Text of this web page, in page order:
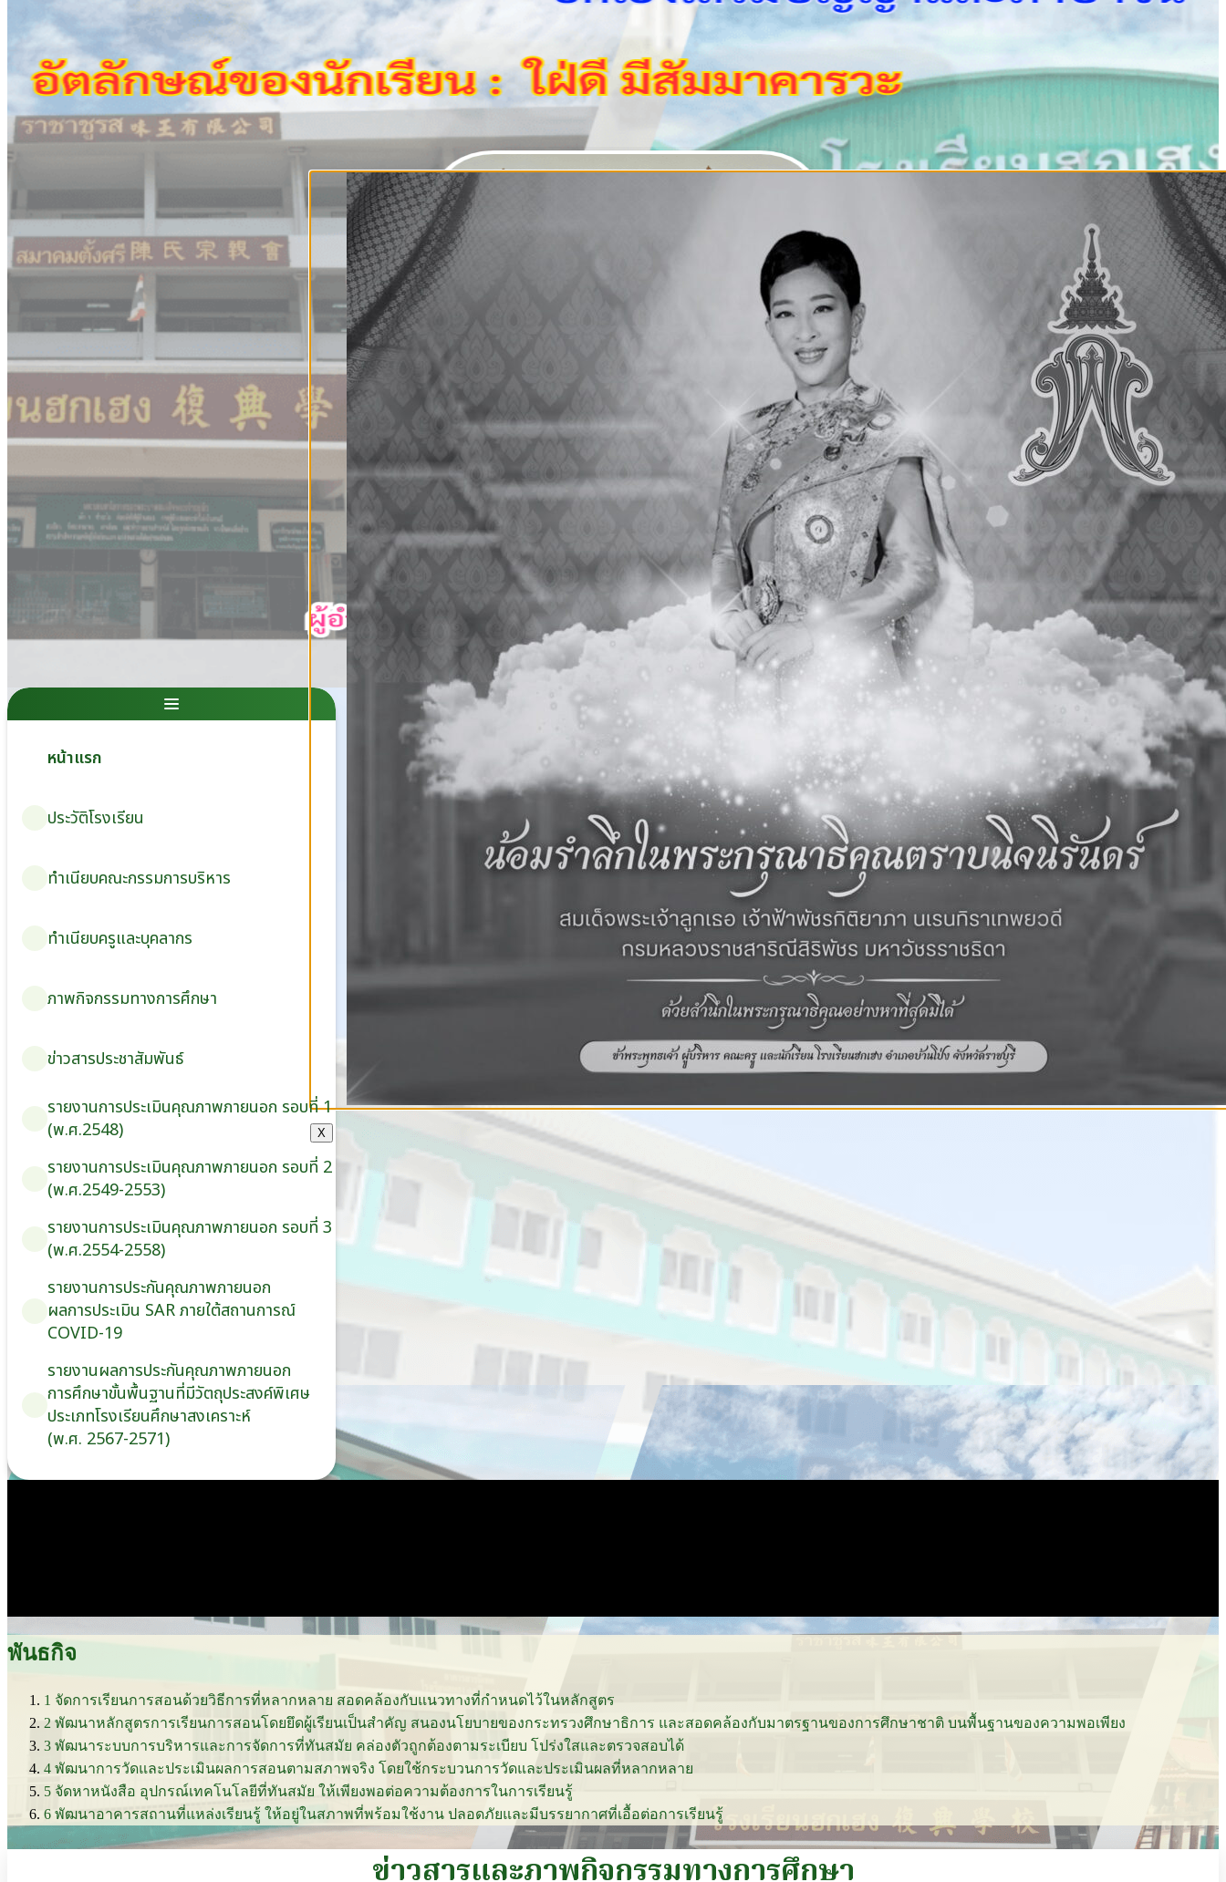
หน้าแรก
ประวัติโรงเรียน
ทำเนียบคณะกรรมการบริหาร
ทำเนียบครูและบุคลากร
ภาพกิจกรรมทางการศึกษา
ข่าวสารประชาสัมพันธ์
รายงานการประเมินคุณภาพภายนอก รอบ⁠ที่ 1
(พ.ศ.2548)
รายงานการประเมินคุณภาพภายนอก รอบ⁠ที่ 2
(พ.ศ.2549-2553)
รายงานการประเมินคุณภาพภายนอก รอบ⁠ที่ 3
(พ.ศ.2554-2558)
รายงานการประกันคุณภาพภายนอก
ผลการประเมิน SARภายใต้สถานการณ์
COVID-19
รายงานผลการประกันคุณภาพภายนอก
การศึกษาขั้นพื้นฐานที่มีวัตถุประสงค์พิเศษ
ประเภทโรงเรียนศึกษาสงเคราะห์
(พ.ศ. 2567-2571)
พันธกิจ
1 จัดการเรียนการสอนด้วยวิธีการที่หลากหลาย สอดคล้องกับแนวทางที่กำหนดไว้ในหลักสูตร
2 พัฒนาหลักสูตรการเรียนการสอนโดยยึดผู้เรียนเป็นสำคัญ สนองนโยบายของกระทรวงศึกษาธิการ และสอดคล้องกับมาตรฐานของการศึกษาชาติ บนพื้นฐานของความพอเพียง
3 พัฒนาระบบการบริหารและการจัดการที่ทันสมัย คล่องตัวถูกต้องตามระเบียบ โปร่งใสและตรวจสอบได้
4 พัฒนาการวัดและประเมินผลการสอนตามสภาพจริง โดยใช้กระบวนการวัดและประเมินผลที่หลากหลาย
5 จัดหาหนังสือ อุปกรณ์เทคโนโลยีที่ทันสมัย ให้เพียงพอต่อความต้องการในการเรียนรู้
6 พัฒนาอาคารสถานที่แหล่งเรียนรู้ ให้อยู่ในสภาพที่พร้อมใช้งาน ปลอดภัยและมีบรรยากาศที่เอื้อต่อการเรียนรู้
X